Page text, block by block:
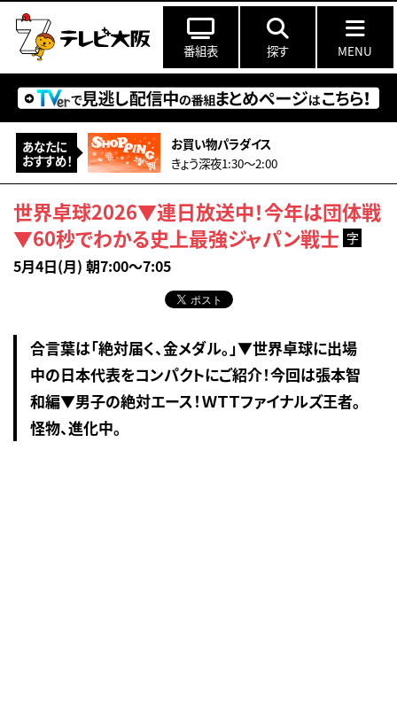
番組表 探す MENU
あなたに
おすすめ！
お買い物パラダイス
きょう深夜1:30〜2:00
世界卓球2026▼連日放送中！今年は団体戦
▼60秒でわかる史上最強ジャパン戦士 字
5月4日(月) 朝7:00～7:05
合言葉は「絶対届く、金メダル。」▼世界卓球に出場
中の日本代表をコンパクトにご紹介！今回は張本智
和編▼男子の絶対エース！ＷＴＴファイナルズ王者。
怪物、進化中。